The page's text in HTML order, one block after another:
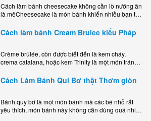
Cách làm bánh cheesecake không cần lò nướng ăn
là mêCheesecake là món bánh khiến nhiều bạn trẻ
kem..
Cách làm bánh Cream Brulee kiểu Pháp
Crème brûlée, còn được biết đến là kem cháy,
crema catalana, hoặc kem Trinity là một món tráng
lớp..
Cách Làm Bánh Qui Bơ thật Thơm giòn
Bánh quy bơ là một món bánh mà các bé nhỏ rất
yêu thích, món bánh này không cần dùng quá nhiều